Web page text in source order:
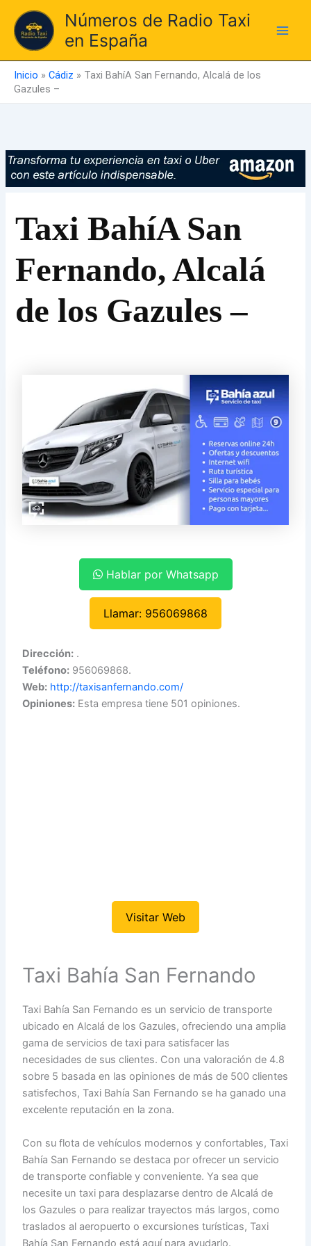
contenido
Números de Radio Taxi
en España
Inicio » Cádiz » Taxi BahíA San Fernando, Alcalá de los
Gazules –
Taxi BahíA San
Fernando, Alcalá
de los Gazules –
Hablar por Whatsapp
Llamar: 956069868
Dirección: .
Teléfono: 956069868.
Web: http://taxisanfernando.com/
Opiniones: Esta empresa tiene 501 opiniones.
Visitar Web
Taxi Bahía San Fernando
Taxi Bahía San Fernando es un servicio de transporte
ubicado en Alcalá de los Gazules, ofreciendo una amplia
gama de servicios de taxi para satisfacer las
necesidades de sus clientes. Con una valoración de 4.8
sobre 5 basada en las opiniones de más de 500 clientes
satisfechos, Taxi Bahía San Fernando se ha ganado una
excelente reputación en la zona.
Con su flota de vehículos modernos y confortables, Taxi
Bahía San Fernando se destaca por ofrecer un servicio
de transporte confiable y conveniente. Ya sea que
necesite un taxi para desplazarse dentro de Alcalá de
los Gazules o para realizar trayectos más largos, como
traslados al aeropuerto o excursiones turísticas, Taxi
Bahía San Fernando está aquí para ayudarlo.